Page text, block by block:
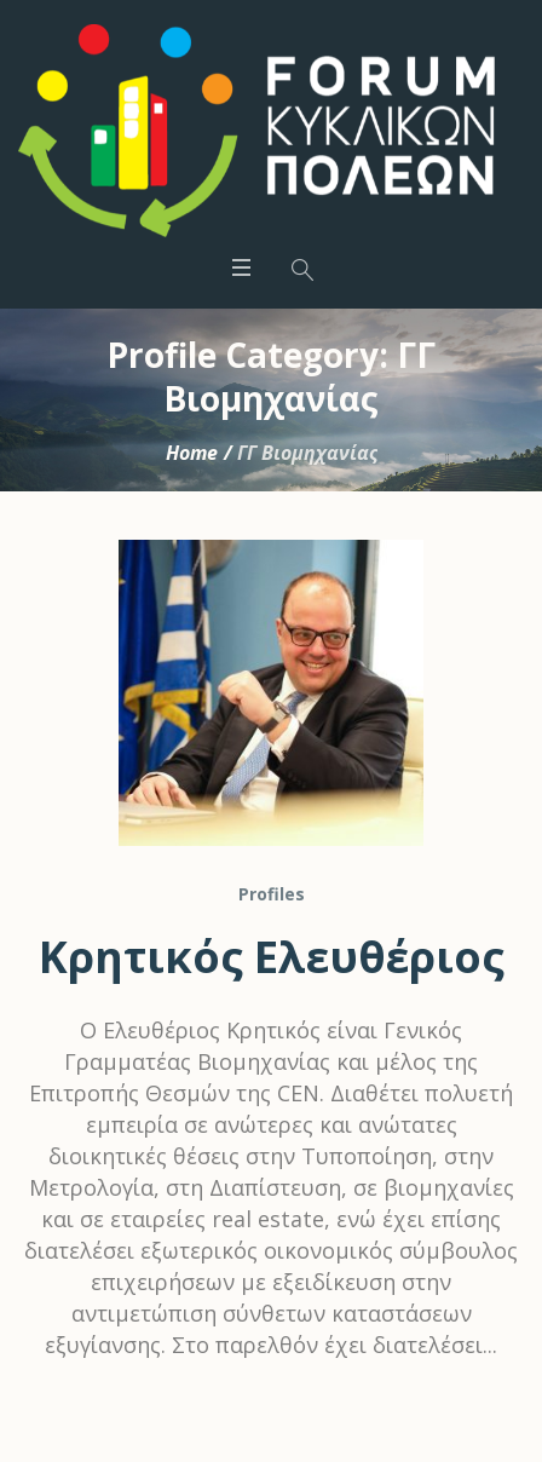
Profile Category:ΓΓ
Βιομηχανίας
Home /ΓΓ Βιομηχανίας
Profiles
Κρητικός Ελευθέριος
Ο Ελευθέριος Κρητικός είναι Γενικός
Γραμματέας Βιομηχανίας και μέλος της
Επιτροπής Θεσμών της CEN. Διαθέτει πολυετή
εμπειρία σε ανώτερες και ανώτατες
διοικητικές θέσεις στην Τυποποίηση, στην
Μετρολογία, στη Διαπίστευση, σε βιομηχανίες
και σε εταιρείες real estate, ενώ έχει επίσης
διατελέσει εξωτερικός οικονομικός σύμβουλος
επιχειρήσεων με εξειδίκευση στην
αντιμετώπιση σύνθετων καταστάσεων
εξυγίανσης. Στο παρελθόν έχει διατελέσει...